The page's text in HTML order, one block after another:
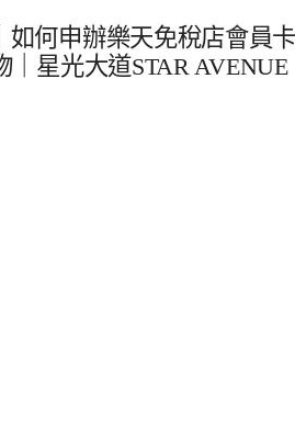
如何申辦樂天免稅店會員
星光大道STAR AVENUE